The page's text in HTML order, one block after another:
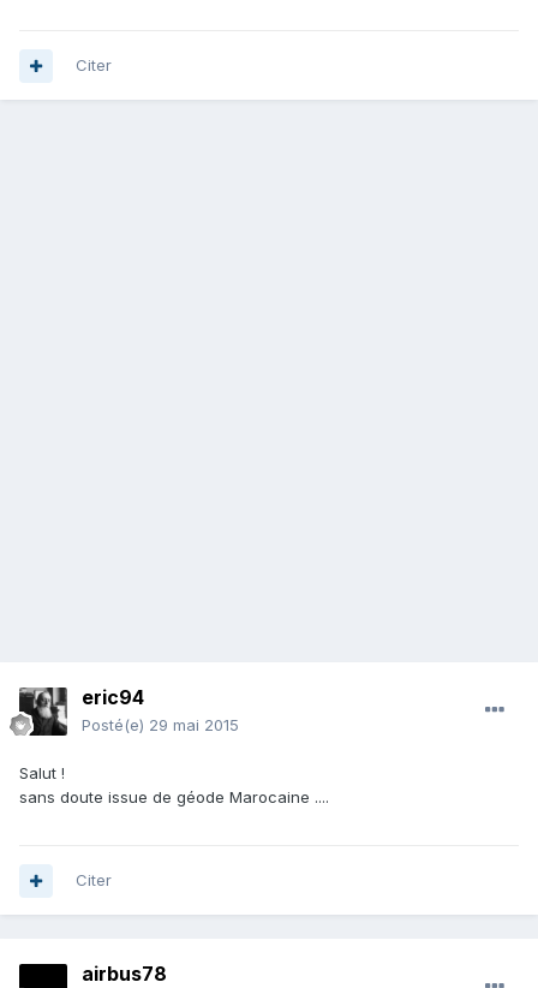
Citer
eric94
Posté(e) 29 mai 2015
Salut !
sans doute issue de géode Marocaine ....
Citer
airbus78